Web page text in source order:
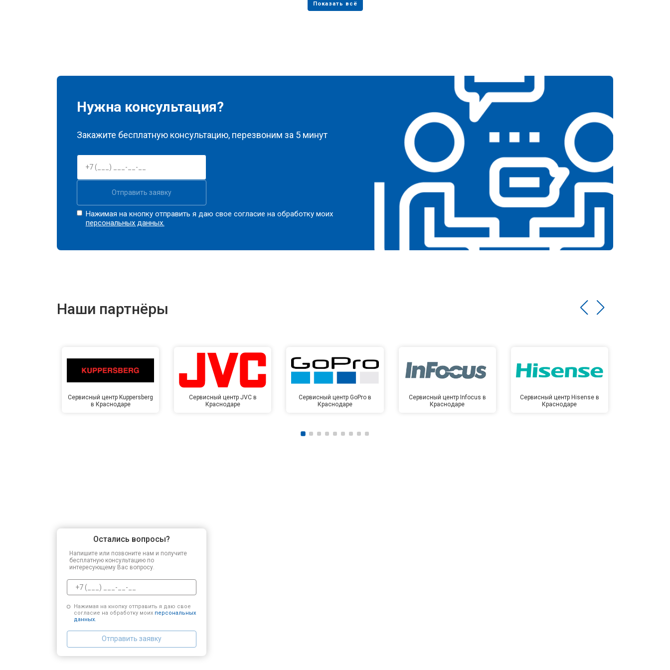
Нужна консультация?
Закажите бесплатную консультацию, перезвоним за 5 минут
Отправить заявку
Нажимая на кнопку отправить я даю свое согласие на обработку моих
персональных данных.
Наши партнёры
Сервисный центр Kuppersberg
в Краснодаре
Сервисный центр JVC в
Краснодаре
Сервисный центр GoPro в
Краснодаре
Сервисный центр Infocus в
Краснодаре
Сервисный центр Hisense в
Краснодаре
Остались вопросы?
Напишите или позвоните нам и получите
бесплатную консультацию по
интересующему Вас вопросу.
Нажимая на кнопку отправить я даю свое
согласие на обработку моих персональных
данных.
Отправить заявку